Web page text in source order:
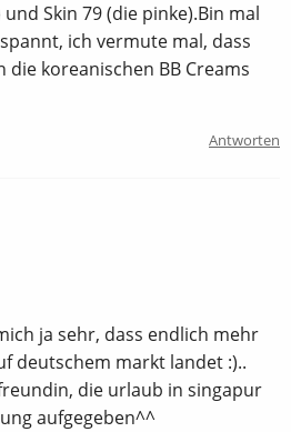
Skin 79 (die pinke).Bin mal
ich vermute mal, dass
koreanischen BB Creams
Antworten
ja sehr, dass endlich mehr
deutschem markt landet :)..
die urlaub in singapur
aufgegeben^^